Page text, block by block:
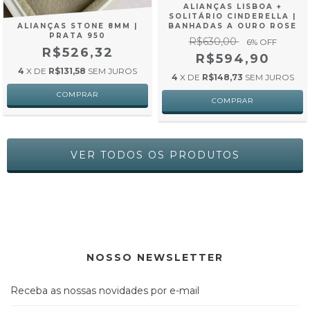
ALIANÇAS STONE 8MM |
PRATA 950
R$526,32
4 X DE R$131,58 SEM JUROS
ALIANÇAS LISBOA +
SOLITÁRIO CINDERELLA |
BANHADAS A OURO ROSE
R$630,00 6% OFF
R$594,90
4 X DE R$148,73 SEM JUROS
VER TODOS OS PRODUTOS
NOSSO NEWSLETTER
Receba as nossas novidades por e-mail